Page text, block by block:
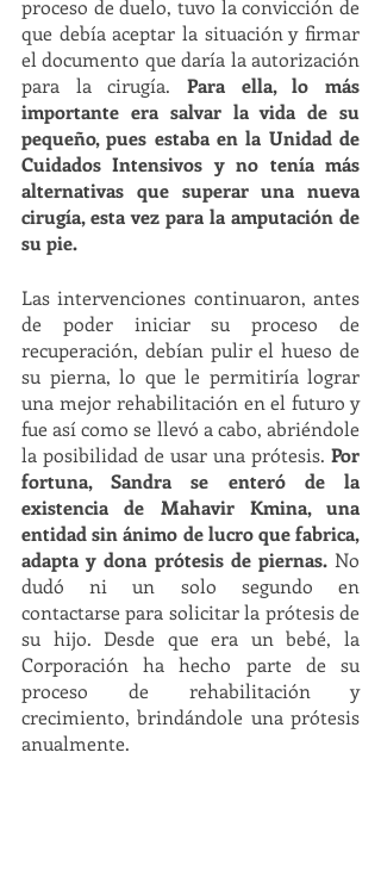
proceso de duelo, tuvo la convicción de
que debía aceptar la situación y firmar
el documento que daría la autorización
para la cirugía. Para ella, lo más
importante era salvar la vida de su
pequeño, pues estaba en la Unidad de
Cuidados Intensivos y no tenía más
alternativas que superar una nueva
cirugía, esta vez para la amputación de
su pie.
Las intervenciones continuaron, antes
de poder iniciar su proceso de
recuperación, debían pulir el hueso de
su pierna, lo que le permitiría lograr
una mejor rehabilitación en el futuro y
fue así como se llevó a cabo, abriéndole
la posibilidad de usar una prótesis. Por
fortuna, Sandra se enteró de la
existencia de Mahavir Kmina, una
entidad sin ánimo de lucro que fabrica,
adapta y dona prótesis de piernas. No
dudó ni un solo segundo en
contactarse para solicitar la prótesis de
su hijo. Desde que era un bebé, la
Corporación ha hecho parte de su
proceso de rehabilitación y
crecimiento, brindándole una prótesis
anualmente.